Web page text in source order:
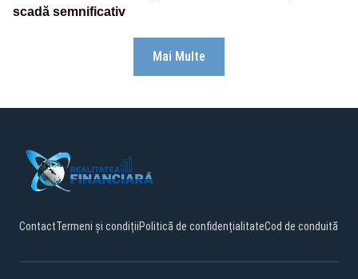
scadă semnificativ
Mai Multe
ContactTermeni și condițiiPolitică de confidențialitateCod de conduită